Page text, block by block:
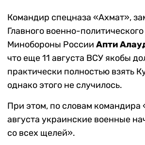
Командир спецназа «Ахмат»,
Главного военно-
Минобороны России Апти
что еще 11 августа ВСУ якобы
практически полностью взять
однако этого не случилось.
При этом, по словам командира
августа украинские военные
со всех щелей».